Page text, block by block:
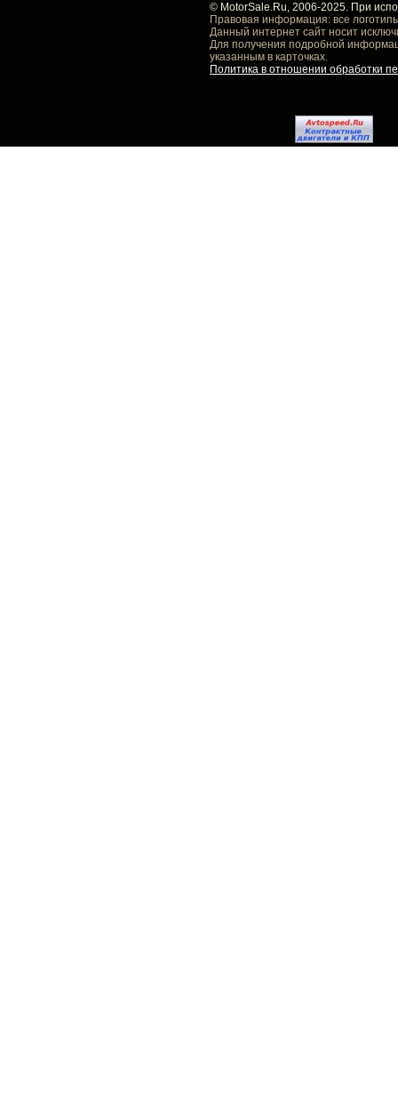
© MotorSale.Ru, 2006-2025. При
Правовая информация: все
Данный интернет сайт носит
Для получения подробной
указанным в карточках.
Политика в отношении обработки